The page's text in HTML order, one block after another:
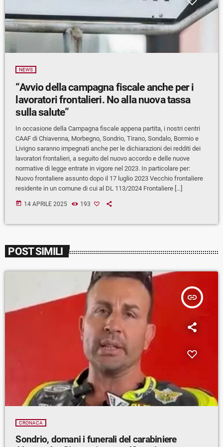
NEWS
“Avvio della campagna fiscale anche per i
lavoratori frontalieri. No alla nuova tassa
sulla salute”
In occasione della Campagna fiscale appena partita, i nostri centri
CAAF di Chiavenna, Morbegno, Sondrio, Tirano, Sondalo, Bormio e
Livigno saranno impegnati anche per le dichiarazioni dei redditi dei
lavoratori frontalieri, a seguito del nuovo accordo e delle nuove
normative di legge entrate in vigore nel 2023. In particolare per:
Nuovo frontaliere assunto dopo il 17 luglio 2023 Vecchio frontaliere
residente in un comune di cui al DL 113/2024 Frontaliere […]
today 14 APRILE 2025 193
POST SIMILI
insert_link
CRONACA
Sondrio, domani i funerali del carabiniere